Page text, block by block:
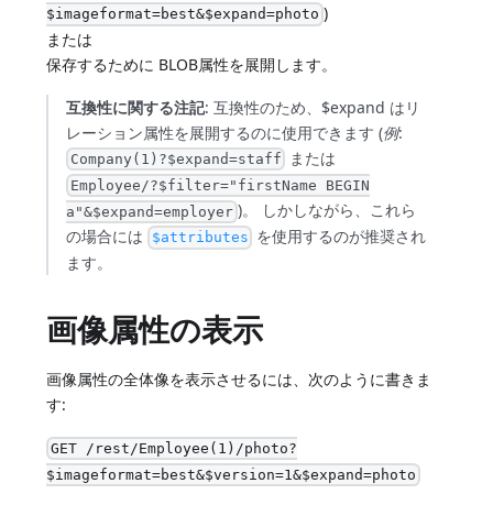
$imageformat=best&$expand=photo )
または
保存するために BLOB属性を展開します。
互換性に関する注記: 互換性のため、$expand はリ
レーション属性を展開するのに使用できます (例:
Company(1)?$expand=staff または
Employee/?$filter="firstName BEGIN
a"&$expand=employer )。 しかしながら、これら
の場合には $attributes を使用するのが推奨され
ます。
画像属性の表示
画像属性の全体像を表示させるには、次のように書きま
す:
GET /rest/Employee(1)/photo?
$imageformat=best&$version=1&$expand=photo